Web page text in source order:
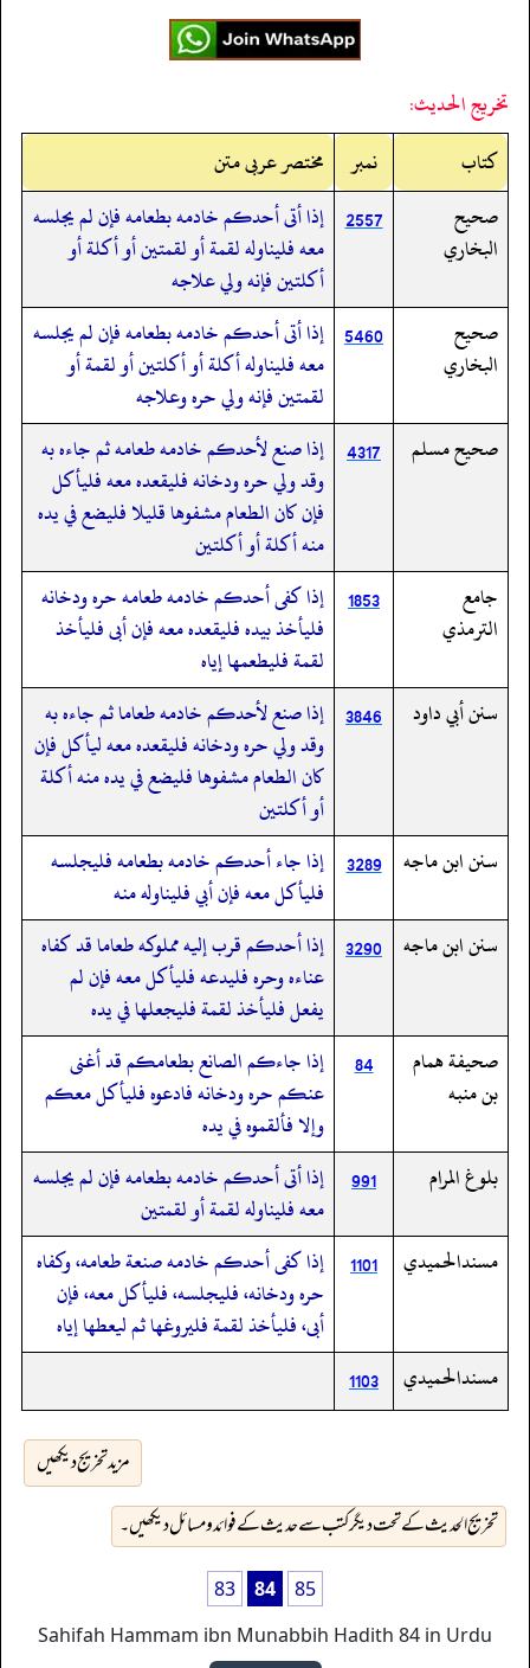
تخريج الحديث:
کتاب
نمبر
مختصر عربی متن
صحيح
البخاري
2557 إذا أتى أحدكم خادمه بطعامه فإن لم يجلسه
معه فليناوله لقمة أو لقمتين أو أكلة أو
أكلتين فإنه ولي علاجه
صحيح
البخاري
5460 إذا أتى أحدكم خادمه بطعامه فإن لم يجلسه
معه فليناوله أكلة أو أكلتين أو لقمة أو
لقمتين فإنه ولي حره وعلاجه
صحيح مسلم
4317 إذا صنع لأحدكم خادمه طعامه ثم جاءه به
وقد ولي حره ودخانه فليقعده معه فليأكل
فإن كان الطعام مشفوها قليلا فليضع في يده
منه أكلة أو أكلتين
جامع
الترمذي
1853
إذا كفى أحدكم خادمه طعامه حره ودخانه
فليأخذ بيده فليقعده معه فإن أبى فليأخذ
لقمة فليطعمها إياه
سنن أبي داود
3846 إذا صنع لأحدكم خادمه طعاما ثم جاءه به
وقد ولي حره ودخانه فليقعده معه ليأكل فإن
كان الطعام مشفوها فليضع في يده منه أكلة
أو أكلتين
سنن ابن ماجه 3289 إذا جاء أحدكم خادمه بطعامه فليجلسه
فليأكل معه فإن أبي فليناوله منه
سنن ابن ماجه 3290 إذا أحدكم قرب إليه مملوكه طعاما قد كفاه
عناءه وحره فليدعه فليأكل معه فإن لم
يفعل فليأخذ لقمة فليجعلها في يده
صحيفة همام
بن منبه
84
إذا جاءكم الصانع بطعامكم قد أغنى
عنكم حره ودخانه فادعوه فليأكل معكم
وإلا فألقموه في يده
بلوغ المرام
991
إذا أتى أحدكم خادمه بطعامه فإن لم يجلسه
معه فليناوله لقمة أو لقمتين
مسندالحميدي
1101
إذا كفى أحدكم خادمه صنعة طعامه، وكفاه
حره ودخانه، فليجلسه، فليأكل معه، فإن
أبى، فليأخذ لقمة فليروغها ثم ليعطها إياه
مسندالحميدي
1103
مزید تخریج دیکھیں
تخریج الحدیث کے تحت دیگر کتب سے حدیث کے فوائد و مسائل دیکھیں۔
83 84
85
Sahifah Hammam ibn Munabbih Hadith 84 in Urdu